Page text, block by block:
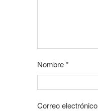
Nombre*
Correo electrónico